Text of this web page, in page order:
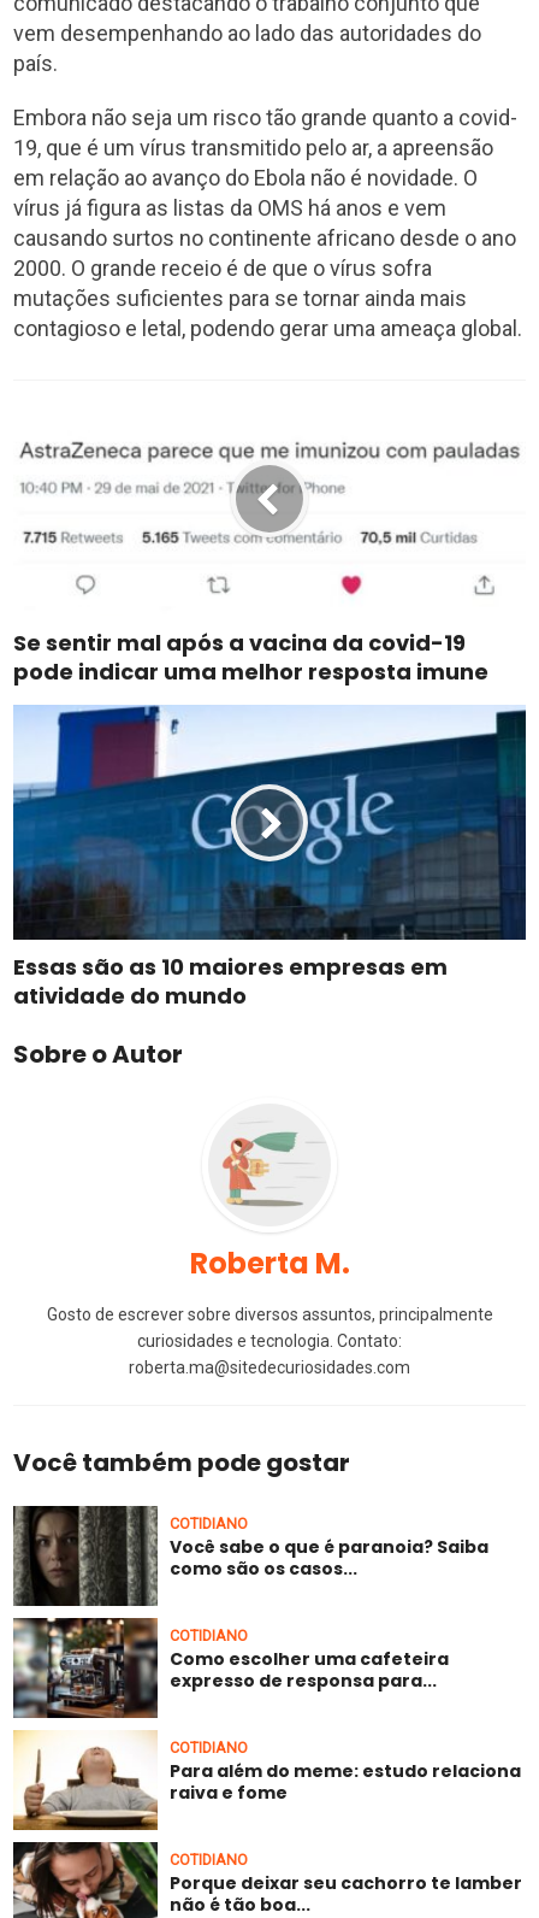
vem desempenhando ao lado das autoridades do
país.
Embora não seja um risco tão grande quanto a covid-
19, que é um vírus transmitido pelo ar, a apreensão
em relação ao avanço do Ebola não é novidade. O
vírus já figura as listas da OMS há anos e vem
causando surtos no continente africano desde o ano
2000. O grande receio é de que o vírus sofra
mutações suficientes para se tornar ainda mais
contagioso e letal, podendo gerar uma ameaça global.
Se sentir mal após a vacina da covid-19
pode indicar uma melhor resposta imune
Essas são as 10 maiores empresas em
atividade do mundo
Sobre o Autor
Roberta M.
Gosto de escrever sobre diversos assuntos, principalmente
curiosidades e tecnologia. Contato:
roberta.ma@sitedecuriosidades.com
Você também pode gostar
COTIDIANO
Você sabe o que é paranoia? Saiba
como são os casos...
COTIDIANO
Como escolher uma cafeteira
expresso de responsa para...
COTIDIANO
Para além do meme: estudo relaciona
raiva e fome
COTIDIANO
Porque deixar seu cachorro te lamber
não é tão boa...